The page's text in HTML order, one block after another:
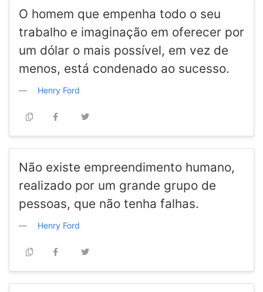
O homem que empenha todo o seu
trabalho e imaginação em oferecer por
um dólar o mais possível, em vez de
menos, está condenado ao sucesso.
Henry Ford
Não existe empreendimento humano,
realizado por um grande grupo de
pessoas, que não tenha falhas.
Henry Ford